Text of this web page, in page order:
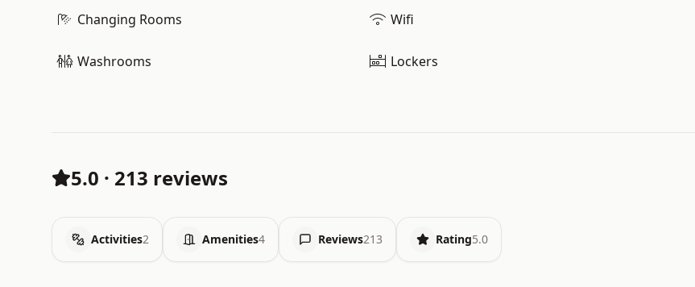
Changing Rooms Wifi
Washrooms Lockers
5.0 · 213 reviews
Activities2 Amenities4 Reviews213 Rating5.0